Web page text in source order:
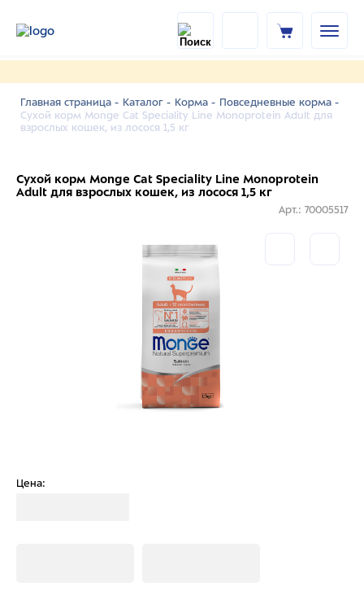
Главная страница - Каталог - Корма - Повседневные корма -
Сухой корм Monge Cat Speciality Line Monoprotein Adult для
взрослых кошек, из лосося 1,5 кг
Сухой корм Monge Cat Speciality Line Monoprotein
Adult для взрослых кошек, из лосося 1,5 кг
Арт.: 70005517
Цена: